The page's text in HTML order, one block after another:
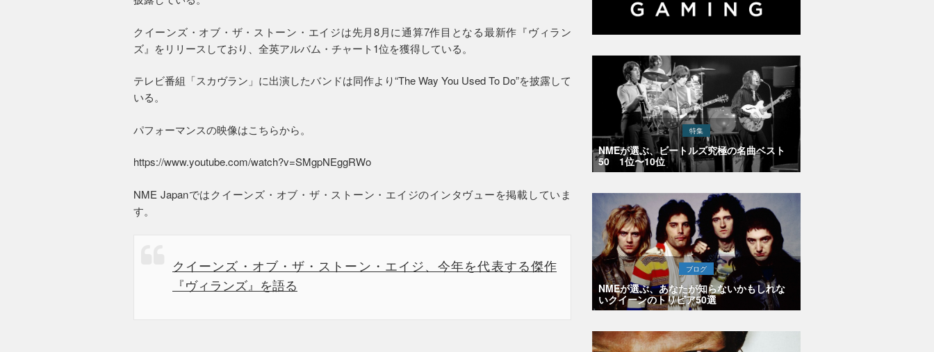
クイーンズ・オブ・ザ・ストーン・エイジは先月8月に通算7作目となる最新作『ヴィラン
ズ』をリリースしており、全英アルバム・チャート1位を獲得している。
テレビ番組「スカヴラン」に出演したバンドは同作より“The Way You Used To Do”を披露して
いる。
パフォーマンスの映像はこちらから。
https://www.youtube.com/watch?v=SMgpNEggRWo
NME Japanではクイーンズ・オブ・ザ・ストーン・エイジのインタヴューを掲載していま
す。
クイーンズ・オブ・ザ・ストーン・エイジ、今年を代表する傑作
『ヴィランズ』を語る
特集
NMEが選ぶ、ビートルズ究極の名曲ベスト
50 1位〜10位
ブログ
NMEが選ぶ、あなたが知らないかもしれな
いクイーンのトリビア50選